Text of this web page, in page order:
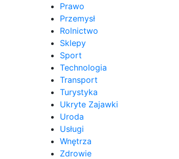
Prawo
Przemysł
Rolnictwo
Sklepy
Sport
Technologia
Transport
Turystyka
Ukryte Zajawki
Uroda
Usługi
Wnętrza
Zdrowie